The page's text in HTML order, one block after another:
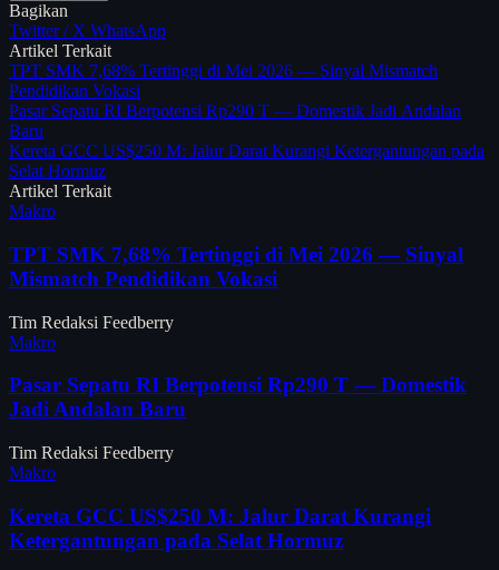
Bagikan
Twitter / X WhatsApp
Artikel Terkait
TPT SMK 7,68% Tertinggi di Mei 2026 — Sinyal Mismatch
Pendidikan Vokasi
Pasar Sepatu RI Berpotensi Rp290 T — Domestik Jadi Andalan
Baru
Kereta GCC US$250 M: Jalur Darat Kurangi Ketergantungan pada
Selat Hormuz
Artikel Terkait
Makro
TPT SMK 7,68% Tertinggi di Mei 2026 — Sinyal
Mismatch Pendidikan Vokasi
Tim Redaksi Feedberry
Makro
Pasar Sepatu RI Berpotensi Rp290 T — Domestik
Jadi Andalan Baru
Tim Redaksi Feedberry
Makro
Kereta GCC US$250 M: Jalur Darat Kurangi
Ketergantungan pada Selat Hormuz